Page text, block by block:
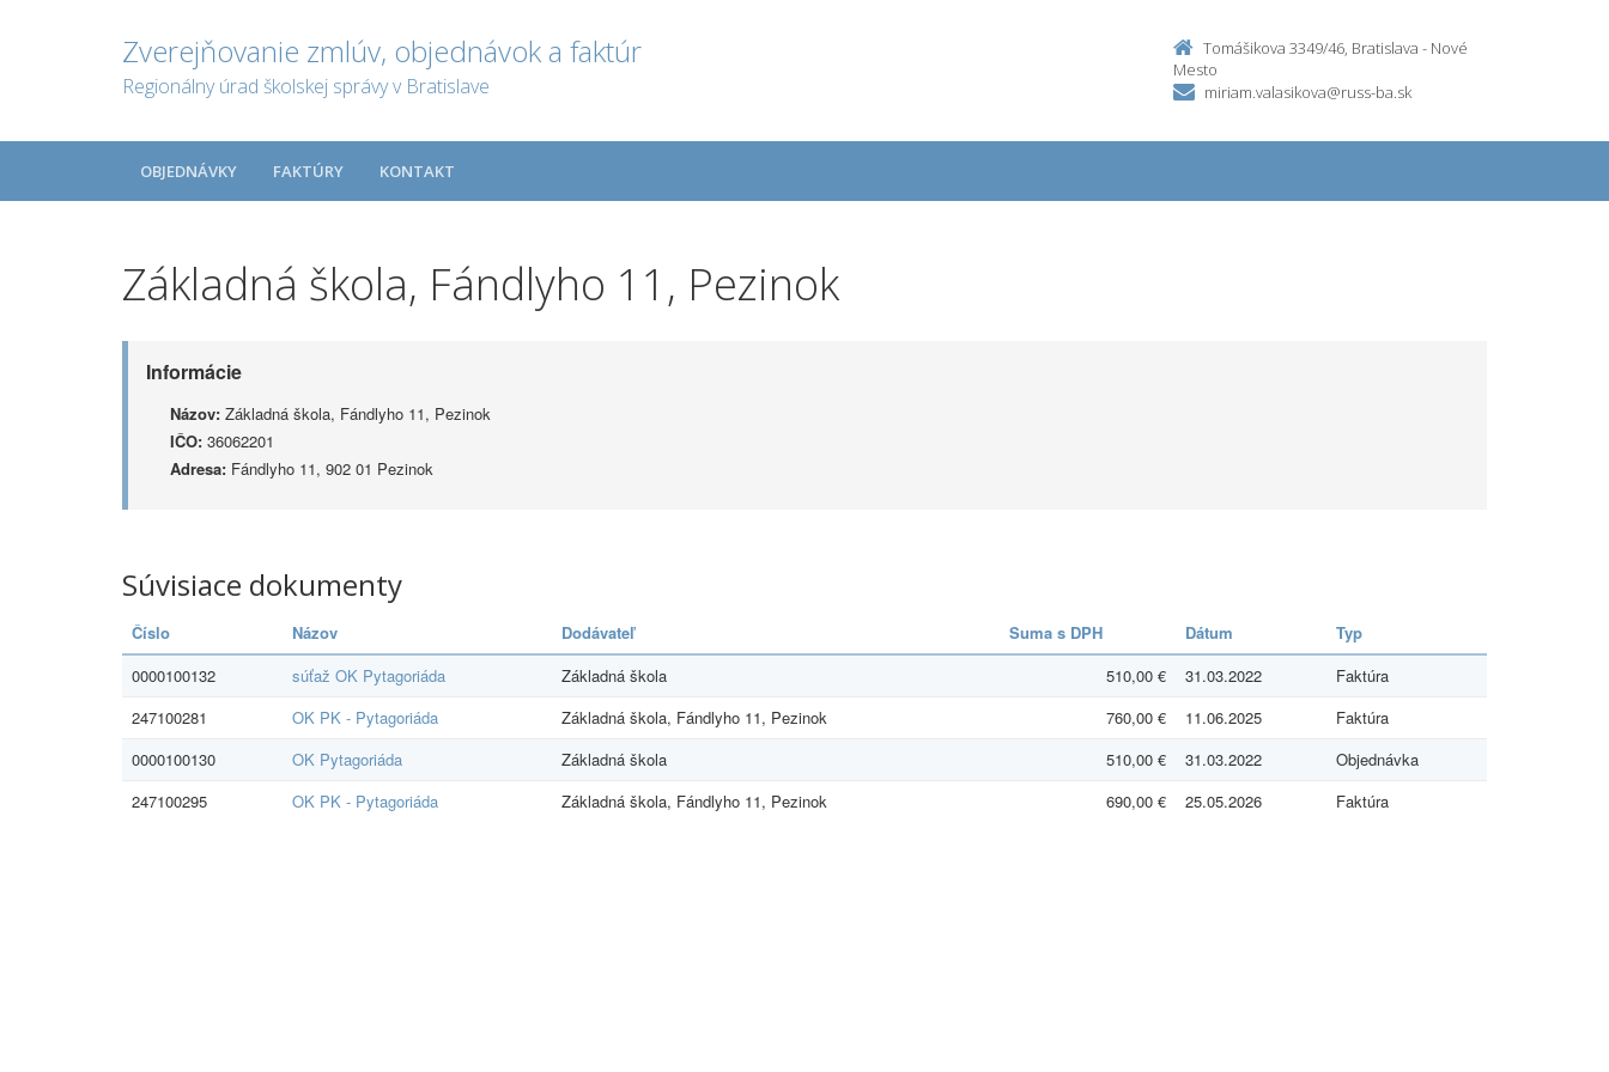
Zverejňovanie zmlúv, objednávok a faktúr
Regionálny úrad školskej správy v Bratislave
Tomášikova 3349/46, Bratislava - Nové
Mesto
miriam.valasikova@russ-ba.sk
OBJEDNÁVKY FAKTÚRY KONTAKT
Základná škola, Fándlyho 11, Pezinok
Informácie
Názov: Základná škola, Fándlyho 11, Pezinok
IČO: 36062201
Adresa: Fándlyho 11, 902 01 Pezinok
Súvisiace dokumenty
Číslo Názov Dodávateľ Suma s DPH Dátum
Typ
0000100132
súťaž OK Pytagoriáda Základná škola 510,00 € 31.03.2022
Faktúra
247100281
OK PK - Pytagoriáda Základná škola, Fándlyho 11, Pezinok 760,00 € 11.06.2025
Faktúra
0000100130
OK Pytagoriáda Základná škola 510,00 € 31.03.2022
Objednávka
247100295
OK PK - Pytagoriáda Základná škola, Fándlyho 11, Pezinok 690,00 € 25.05.2026 Faktúra